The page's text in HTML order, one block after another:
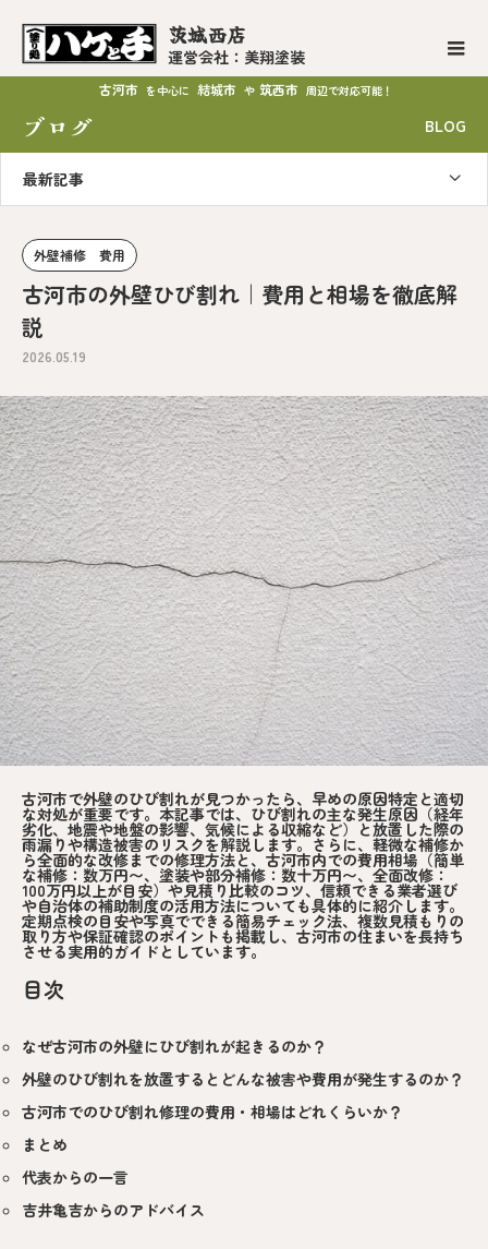
茨城西店
運営会社：美翔塗装
古河市 を中心に 結城市 や 筑西市 周辺で対応可能！
ブログ BLOG
最新記事
外壁補修 費用
古河市の外壁ひび割れ｜費用と相場を徹底解
説
2026.05.19
古河市で外壁のひび割れが見つかったら、早めの原因特定と適切
な対処が重要です。本記事では、ひび割れの主な発生原因（経年
劣化、地震や地盤の影響、気候による収縮など）と放置した際の
雨漏りや構造被害のリスクを解説します。さらに、軽微な補修か
ら全面的な改修までの修理方法と、古河市内での費用相場（簡単
な補修：数万円〜、塗装や部分補修：数十万円〜、全面改修：
100万円以上が目安）や見積り比較のコツ、信頼できる業者選び
や自治体の補助制度の活用方法についても具体的に紹介します。
定期点検の目安や写真でできる簡易チェック法、複数見積もりの
取り方や保証確認のポイントも掲載し、古河市の住まいを長持ち
させる実用的ガイドとしています。
目次
なぜ古河市の外壁にひび割れが起きるのか？
外壁のひび割れを放置するとどんな被害や費用が発生するのか？
古河市でのひび割れ修理の費用・相場はどれくらいか？
まとめ
代表からの一言
吉井亀吉からのアドバイス